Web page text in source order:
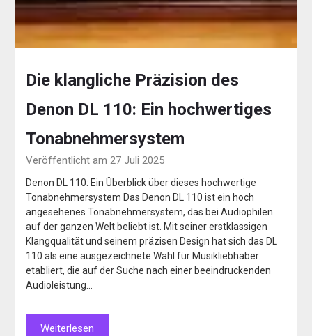
Die klangliche Präzision des
Denon DL 110: Ein hochwertiges
Tonabnehmersystem
Veröffentlicht am 27 Juli 2025
Denon DL 110: Ein Überblick über dieses hochwertige
Tonabnehmersystem Das Denon DL 110 ist ein hoch
angesehenes Tonabnehmersystem, das bei Audiophilen
auf der ganzen Welt beliebt ist. Mit seiner erstklassigen
Klangqualität und seinem präzisen Design hat sich das DL
110 als eine ausgezeichnete Wahl für Musikliebhaber
etabliert, die auf der Suche nach einer beeindruckenden
Audioleistung…
Weiterlesen